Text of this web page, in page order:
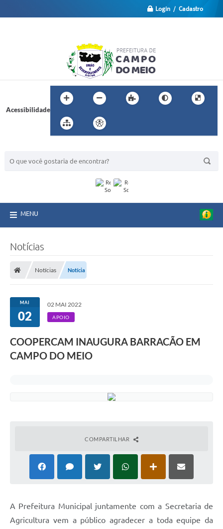
Login / Cadastro
Acessibilidade
MENU
Notícias
Notícias Notícia
MAI
02
02 MAI 2022
APOIO
COOPERCAM INAUGURA BARRACÃO EM
CAMPO DO MEIO
COMPARTILHAR
A Prefeitura Municipal juntamente com a Secretaria de
Agricultura vem a público agradecer a toda equipe da